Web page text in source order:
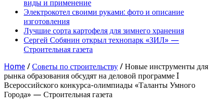
виды и применение
Электрокотел своими руками: фото и описание
изготовления
Лучшие сорта картофеля для зимнего хранения
Сергей Собянин открыл технопарк «ЗИЛ» —
Строительная газета
Home / Советы по строительству / Новые инструменты для
рынка образования обсудят на деловой программе I
Всероссийского конкурса-олимпиады «Таланты Умного
Города» — Строительная газета